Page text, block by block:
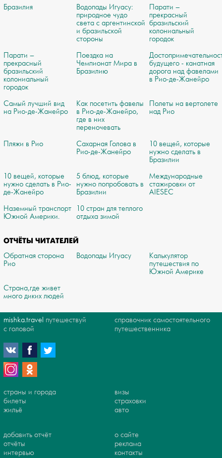
Бразилия
Водопады Игуасу:
природное чудо
света с аргентинской
и бразильской
стороны
Парати –
прекрасный
бразильский
колониальный
городок
Парати –
прекрасный
бразильский
колониальный
городок
Поездка на
Чемпионат Мира в
Бразилию
будущего - канатная
дорога над фавелами
в Рио-де-Жанейро
Самый лучший вид
на Рио-де-Жанейро
Как посетить фавелы
в Рио-де-Жанейро,
где в них
переночевать
Полеты на вертолете
над Рио
Пляжи в Рио
Сахарная Голова в
Рио-де-Жанейро
10 вещей, которые
нужно сделать в
Бразилии
10 вещей, которые
нужно сделать в Рио-
де-Жанейро
5 блюд, которые
нужно попробовать в
Бразилии
Международные
стажировки от
AIESEC
Наземный транспорт
Южной Америки.
10 стран для теплого
отдыха зимой
ОТЧЁТЫ ЧИТАТЕЛЕЙ
Обратная сторона
Рио
Водопады Игуасу
Калькулятор
путешествия по
Южной Америке
Страна,где живет
много диких людей
mishka.travel путешествуй
с головой
справочник самостоятельного
путешественника
страны и города
билеты
жильё
визы
страховки
авто
добавить отчёт
отчёты
интервью
о сайте
реклама
контакты